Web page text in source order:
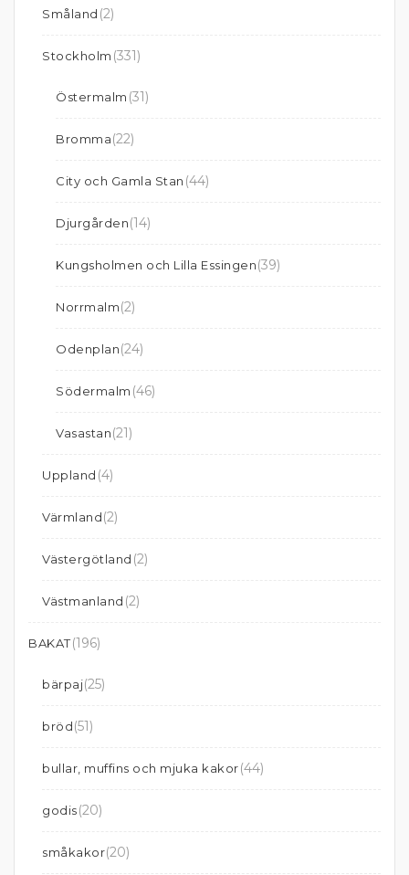
Småland (2)
Stockholm (331)
Östermalm (31)
Bromma(22)
City och Gamla Stan (44)
Djurgården(14)
Kungsholmen och Lilla Essingen(39)
Norrmalm(2)
Odenplan(24)
Södermalm (46)
Vasastan(21)
Uppland (4)
Värmland(2)
Västergötland (2)
Västmanland (2)
BAKAT(196)
bärpaj(25)
bröd(51)
bullar, muffins och mjuka kakor(44)
godis(20)
småkakor(20)